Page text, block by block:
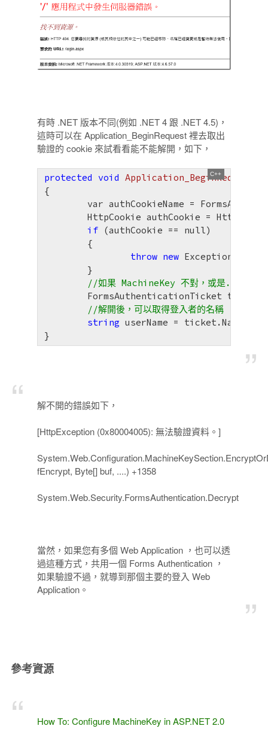
有時 .NET 版本不同(例如 .NET 4 跟 .NET 4.5)，
這時可以在 Application_BeginRequest 裡去取出
驗證的 cookie 來試看看能不能解開，如下，
protected void Application_BeginRequest
{
if (authCookie == null)
throw new Exception(
//如果 MachineKey 不對，或是.NET
//解開後，可以取得登入者的名稱
string userName = ticket.Name;
}
解不開的錯誤如下，
[HttpException (0x80004005): 無法驗證資料。]
fEncrypt, Byte[] buf, ....) +1358
System.Web.Security.FormsAuthentication.Decrypt
當然，如果您有多個 Web Application ，也可以透
過這種方式，共用一個 Forms Authentication ，
如果驗證不過，就導到那個主要的登入 Web
Application。
參考資源
How To: Configure MachineKey in ASP.NET 2.0